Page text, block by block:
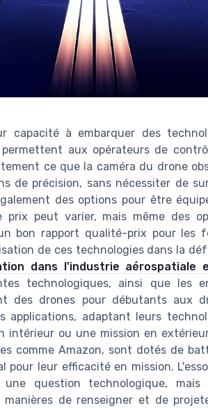
capacité à embarquer des
permettent aux opérateurs de
ce que la caméra du drone
de précision, sans nécessiter de
des options pour être
peut varier, mais même des
bon rapport qualité-prix pour les
de ces technologies dans la
dans l'industrie aérospatiale
technologiques, ainsi que les
des drones pour débutants aux
adaptant leurs
intérieur ou une mission en
comme Amazon, sont dotés de
leur efficacité en mission.
question technologique, mais
de renseigner et de